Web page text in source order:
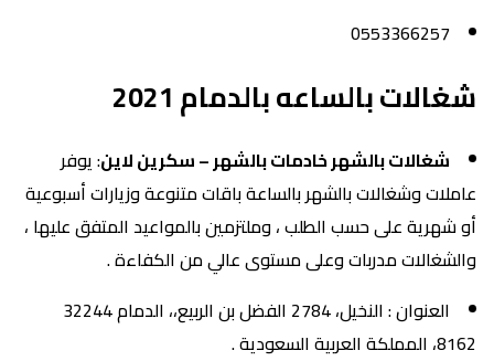
0553366257
شغالات بالساعه بالدمام 2021
شغالات بالشهر خادمات بالشهر – سكرين لاين: يوفر
عاملات وشغالات بالشهر بالساعة باقات متنوعة وزيارات أسبوعية
أو شهرية على حسب الطلب ، وملتزمين بالمواعيد المتفق عليها ،
والشغالات مدربات وعلى مستوى عالي من الكفاءة .
العنوان : النخيل، 2784 الفضل بن الربيع،، الدمام 32244
8162، المملكة العربية السعودية .